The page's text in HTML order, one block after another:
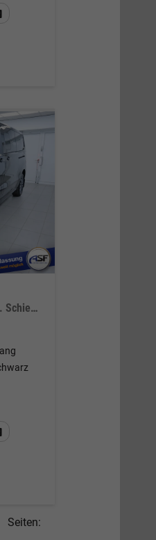
(PDF)
L2 Titanium #exklusiv Paket #Pano #el. Schiebetüren #ACC #LED
(PDF)
Seiten: